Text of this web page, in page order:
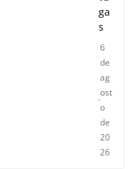
ga
s
6
de
ag
ost
o
de
20
26